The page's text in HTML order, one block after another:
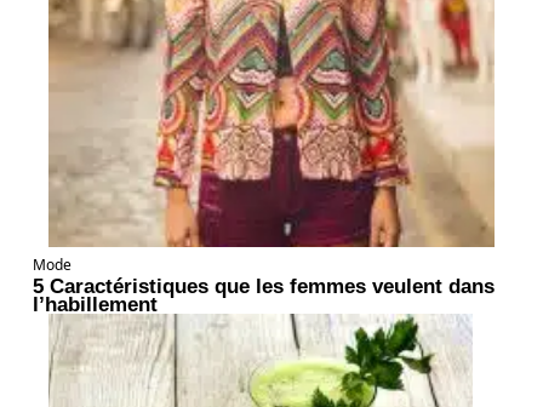
Mode
5 Caractéristiques que les femmes veulent dans
l’habillement